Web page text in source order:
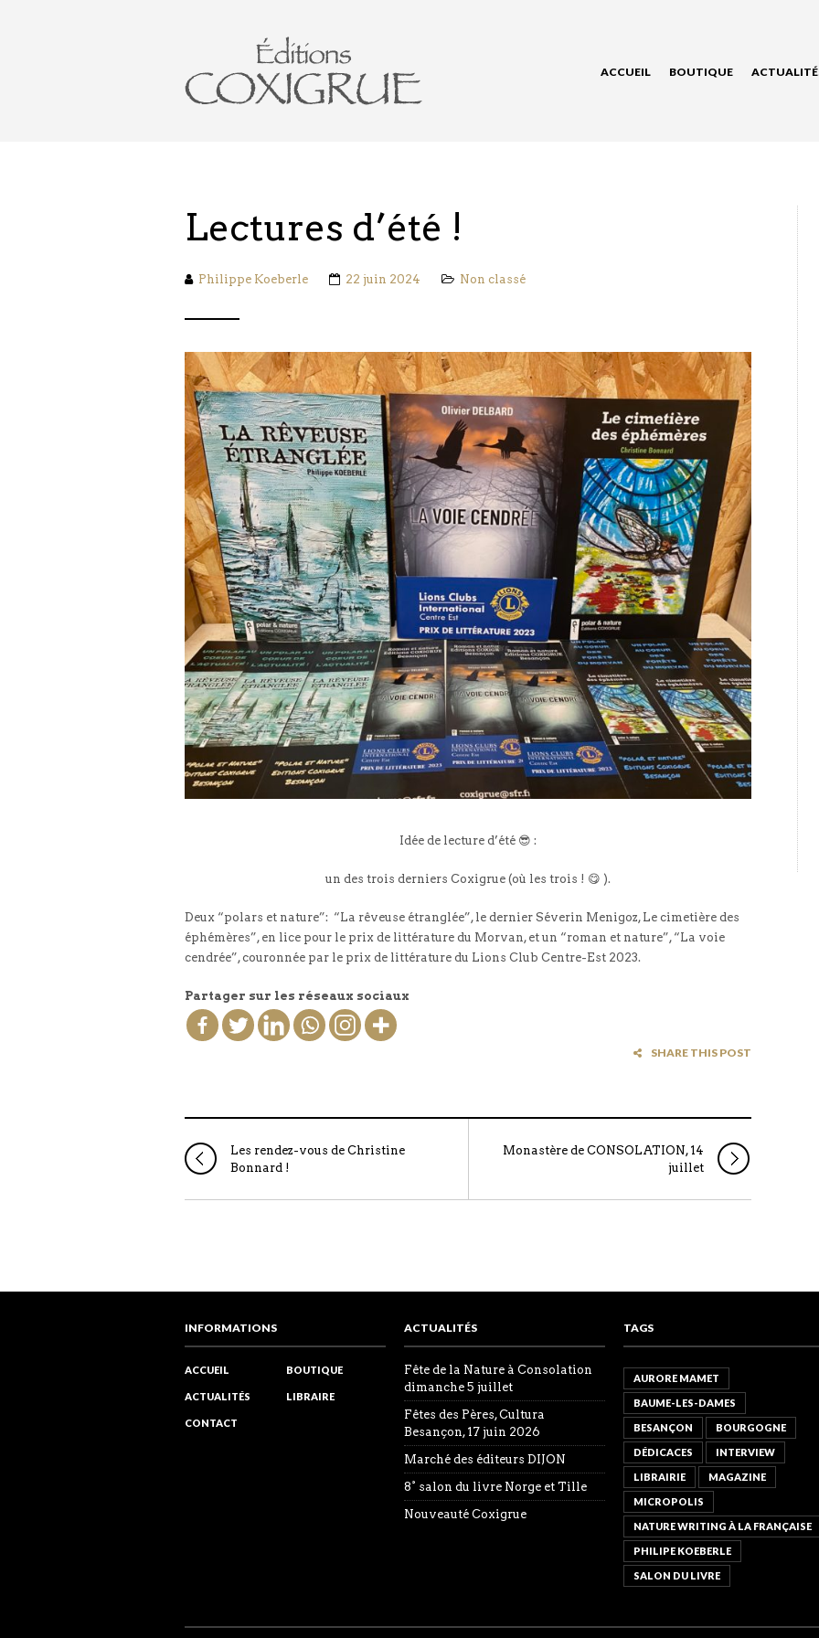
ACCUEIL BOUTIQUE
Lectures d’été !
Philippe Koeberle 22 juin 2024 Non classé
Idée de lecture d’été 😎 :
un des trois derniers Coxigrue (où les trois ! 😋 ).
Deux “polars et nature”: “La rêveuse étranglée”, le dernier Séverin Menigoz, Le cimetière des
éphémères”, en lice pour le prix de littérature du Morvan, et un “roman et nature”, “La voie
cendrée”, couronnée par le prix de littérature du Lions Club Centre-Est 2023.
Partager sur les réseaux sociaux
SHARE THIS POST
Les rendez-vous de Christine
Bonnard !
Monastère de CONSOLATION, 14
juillet
INFORMATIONS
ACCUEIL BOUTIQUE
ACTUALITÉS LIBRAIRE
CONTACT
ACTUALITÉS
Fête de la Nature à Consolation
dimanche 5 juillet
Fêtes des Pères, Cultura
Besançon, 17 juin 2026
Marché des éditeurs DIJON
8° salon du livre Norge et Tille
Nouveauté Coxigrue
TAGS
AURORE MAMET
BAUME-LES-DAMES
BESANÇON BOURGOGNE
DÉDICACES INTERVIEW
LIBRAIRIE MAGAZINE
MICROPOLIS
NATURE WRITING À LA FRANÇAISE
PHILIPE KOEBERLE
SALON DU LIVRE